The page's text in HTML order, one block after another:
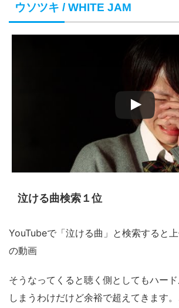
ウソツキ / WHITE JAM
泣ける曲検索１位
YouTubeで「泣ける曲」と検索すると
の動画
そうなってくると聴く側としてもハー
しまうわけだけど余裕で超えてきます